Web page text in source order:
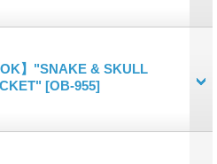
】"SNAKE & SKULL
[OB-955]